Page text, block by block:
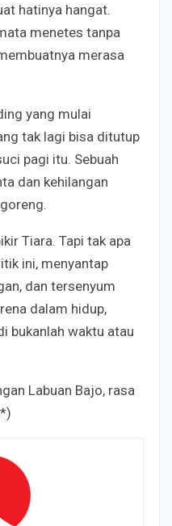
hatinya hangat.
menetes tanpa
merasa
yang mulai
tak lagi bisa ditutup
pagi itu. Sebuah
dan kehilangan
Tiara. Tapi tak apa
ini, menyantap
dan tersenyum
dalam hidup,
bukanlah waktu atau
Labuan Bajo, rasa